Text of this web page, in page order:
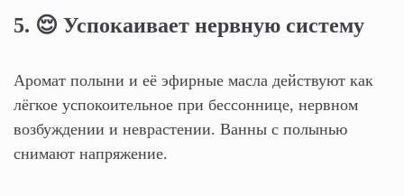
5. 😌 Успокаивает нервную систему
Аромат полыни и её эфирные масла действуют как
лёгкое успокоительное при бессоннице, нервном
возбуждении и неврастении. Ванны с полынью
снимают напряжение.